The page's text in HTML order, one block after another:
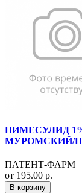
НИМЕСУЛИД
МУРОМСКИЙ/
ПАТЕНТ-ФАРМ
от 195.00 р.
В корзину